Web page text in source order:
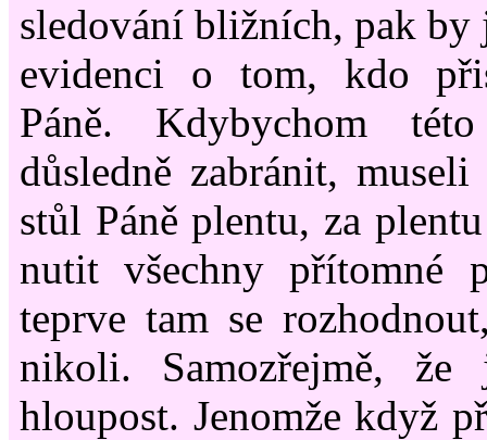
sledování bližních, pak by
evidenci o tom, kdo
Páně. Kdybychom
důsledně zabránit,
stůl Páně plentu, za
nutit všechny přítomné
teprve tam se
nikoli. Samozřejmě,
hloupost. Jenomže když